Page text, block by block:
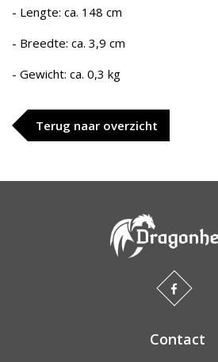
- Lengte: ca. 148 cm
- Breedte: ca. 3,9 cm
- Gewicht: ca. 0,3 kg
Terug naar overzicht
Contact